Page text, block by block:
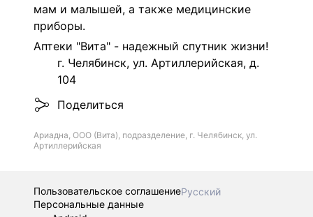
мам и малышей, а также медицинские
приборы.
Аптеки "Вита" - надежный спутник жизни!
г. Челябинск, ул. Артиллерийская, д.
104
Поделиться
Ариадна, ООО (Вита), подразделение, г. Челябинск, ул.
Артиллерийская
Пользовательское соглашениеРусский
Персональные данные